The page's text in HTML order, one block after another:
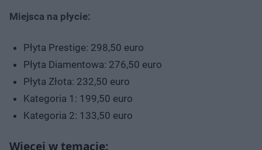
Miejsca na płycie:
Płyta Prestige: 298,50 euro
Płyta Diamentowa: 276,50 euro
Płyta Złota: 232,50 euro
Kategoria 1: 199,50 euro
Kategoria 2: 133,50 euro